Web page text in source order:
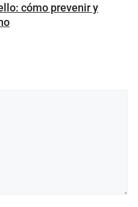
cómo prevenir y